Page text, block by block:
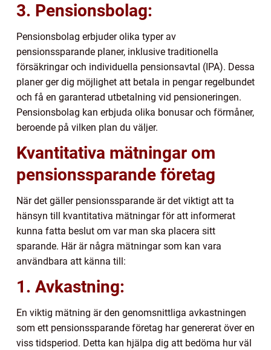
3. Pensionsbolag:
Pensionsbolag erbjuder olika typer av
pensionssparande planer, inklusive traditionella
försäkringar och individuella pensionsavtal (IPA). Dessa
planer ger dig möjlighet att betala in pengar regelbundet
och få en garanterad utbetalning vid pensioneringen.
Pensionsbolag kan erbjuda olika bonusar och förmåner,
beroende på vilken plan du väljer.
Kvantitativa mätningar om
pensionssparande företag
När det gäller pensionssparande är det viktigt att ta
hänsyn till kvantitativa mätningar för att informerat
kunna fatta beslut om var man ska placera sitt
sparande. Här är några mätningar som kan vara
användbara att känna till:
1. Avkastning:
En viktig mätning är den genomsnittliga avkastningen
som ett pensionssparande företag har genererat över en
viss tidsperiod. Detta kan hjälpa dig att bedöma hur väl